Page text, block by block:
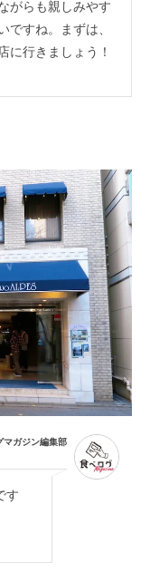
がらも親しみやす
ですね。まずは、
に行きましょう！
マガジン編集部
す